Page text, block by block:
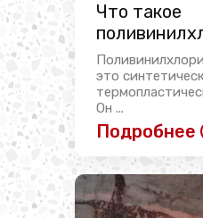
Что такое
это
Он ...
Подробнее